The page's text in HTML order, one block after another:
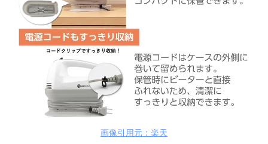
画像引用元：楽天